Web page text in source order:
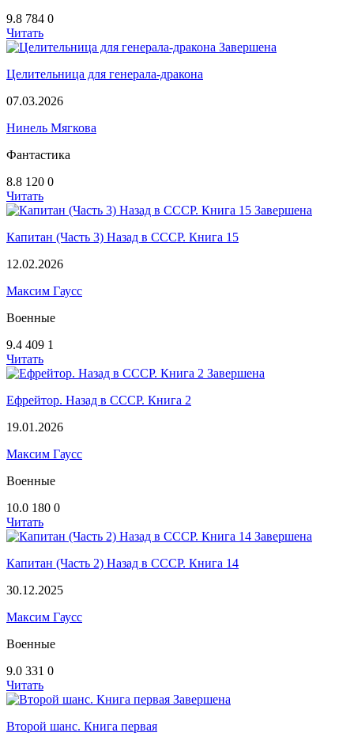
9.8 784 0
Читать
Завершена
Целительница для генерала-дракона
07.03.2026
Нинель Мягкова
Фантастика
8.8 120 0
Читать
Завершена
Капитан (Часть 3) Назад в СССР. Книга 15
12.02.2026
Максим Гаусс
Военные
9.4 409 1
Читать
Завершена
Ефрейтор. Назад в СССР. Книга 2
19.01.2026
Максим Гаусс
Военные
10.0 180 0
Читать
Завершена
Капитан (Часть 2) Назад в СССР. Книга 14
30.12.2025
Максим Гаусс
Военные
9.0 331 0
Читать
Завершена
Второй шанс. Книга первая